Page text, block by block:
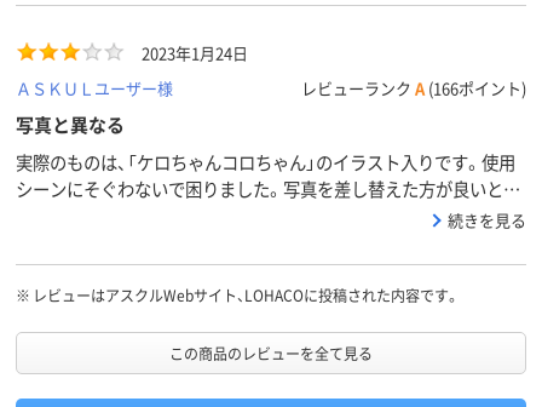
2023年1月24日
ＡＳＫＵＬユーザー様
レビューランク A (166ポイント)
写真と異なる
実際のものは、「ケロちゃんコロちゃん」のイラスト入りです。使用
シーンにそぐわないで困りました。写真を差し替えた方が良いと思
続きを見る
※ レビューはアスクルWebサイト、LOHACOに投稿された内容です。
この商品のレビューを全て見る